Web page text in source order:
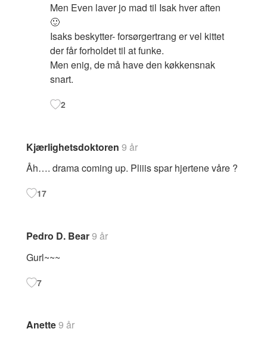
Men Even laver jo mad til Isak hver aften
🙂
Isaks beskytter- forsørgertrang er vel kittet
der får forholdet til at funke.
Men enig, de må have den køkkensnak
snart.
2
Kjærlighetsdoktoren 9 år
Åh…. drama coming up. Pliiis spar hjertene våre ?
17
Pedro D. Bear9 år
Gurl~~~
7
Anette9 år